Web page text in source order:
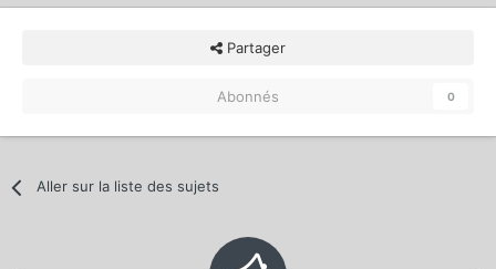
Partager
Abonnés 0
Aller sur la liste des sujets